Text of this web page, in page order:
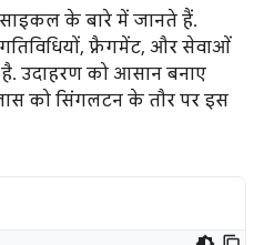
के बारे में जानते हैं.
फ़्रैगमेंट, और सेवाओं
उदाहरण को आसान बनाए
को सिंगलटन के तौर पर इस